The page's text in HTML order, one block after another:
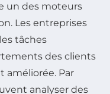
un des moteurs
Les entreprises
tâches
des clients
améliorée. Par
analyser des